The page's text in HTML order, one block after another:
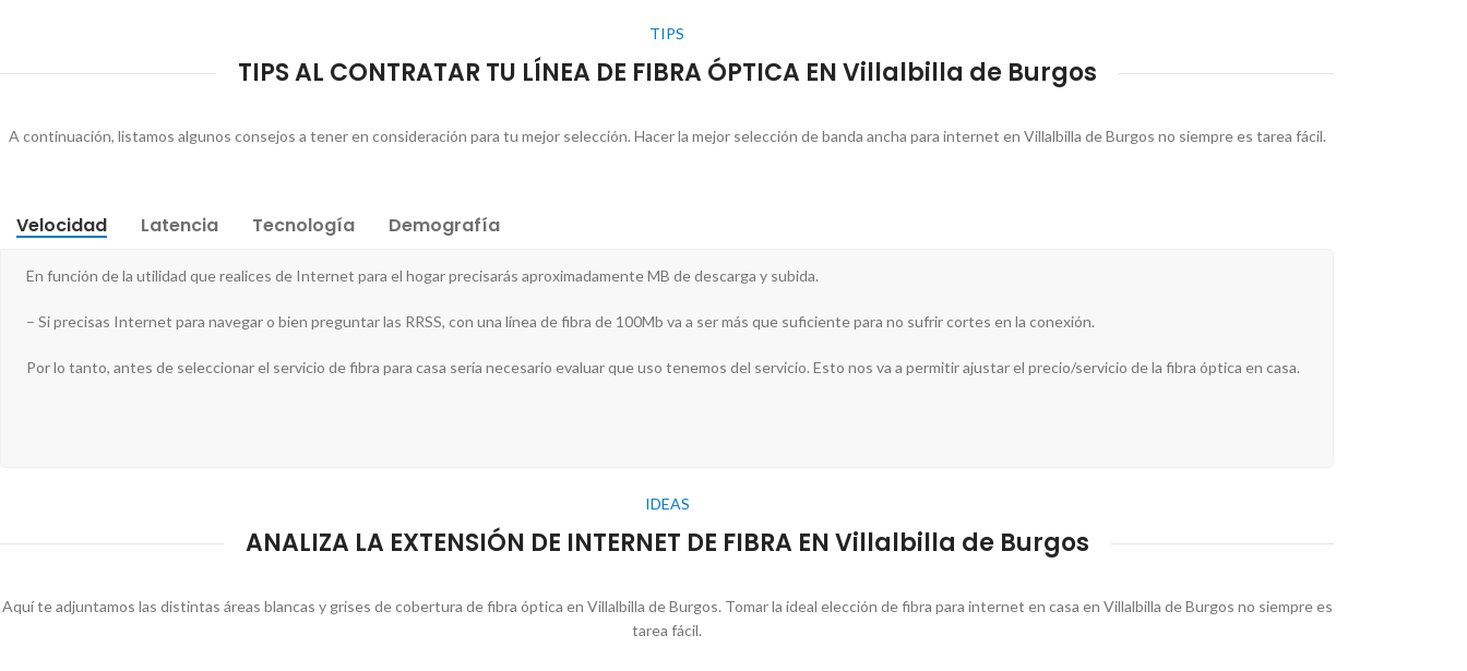
TIPS
TIPS AL CONTRATAR TU LÍNEA DE FIBRA ÓPTICA EN Villalbilla de Burgos
A continuación, listamos algunos consejos a tener en consideración para tu mejor selección. Hacer la mejor selección de banda ancha para internet en Villalbilla de Burgos no siempre es tarea fácil.
Velocidad Latencia Tecnología Demografía
En función de la utilidad que realices de Internet para el hogar precisarás aproximadamente MB de descarga y subida.
– Si precisas Internet para navegar o bien preguntar las RRSS, con una línea de fibra de 100Mb va a ser más que suficiente para no sufrir cortes en la conexión.
Por lo tanto, antes de seleccionar el servicio de fibra para casa sería necesario evaluar que uso tenemos del servicio. Esto nos va a permitir ajustar el precio/servicio de la fibra óptica en casa.
IDEAS
ANALIZA LA EXTENSIÓN DE INTERNET DE FIBRA EN Villalbilla de Burgos
Aquí te adjuntamos las distintas áreas blancas y grises de cobertura de fibra óptica en Villalbilla de Burgos. Tomar la ideal elección de fibra para internet en casa en Villalbilla de Burgos no siempre es
tarea fácil.